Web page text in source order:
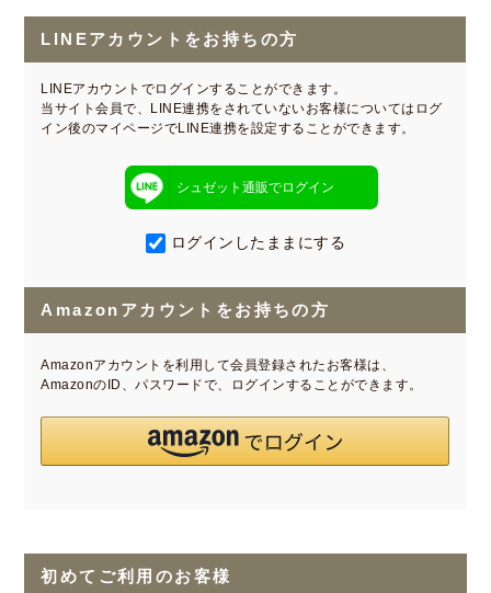
LINEアカウントをお持ちの方
LINEアカウントでログインすることができます。
当サイト会員で、LINE連携をされていないお客様についてはログ
イン後のマイページでLINE連携を設定することができます。
シュゼット通販でログイン
ログインしたままにする
Amazonアカウントをお持ちの方
Amazonアカウントを利用して会員登録されたお客様は、
AmazonのID、パスワードで、ログインすることができます。
初めてご利用のお客様